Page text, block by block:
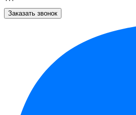
Заказать звонок